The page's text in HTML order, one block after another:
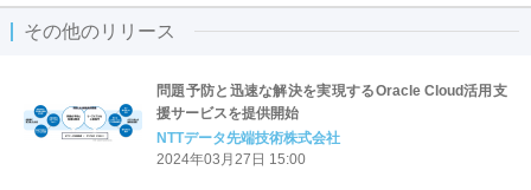
その他のリリース
問題予防と迅速な解決を実現するOracle Cloud活用支
援サービスを提供開始
NTTデータ先端技術株式会社
2024年03月27日 15:00